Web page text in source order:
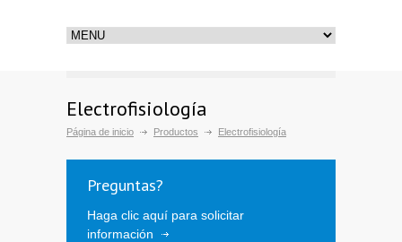
Electrofisiología
Página de inicio Productos Electrofisiología
Preguntas?
Haga clic aquí para solicitar
información